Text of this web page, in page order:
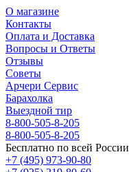
О магазине
Контакты
Оплата и Доставка
Вопросы и Ответы
Отзывы
Советы
Арчери Сервис
Барахолка
Выездной тир
8-800-505-8-205
8-800-505-8-205
Бесплатно по всей России
+7 (495) 973-90-80